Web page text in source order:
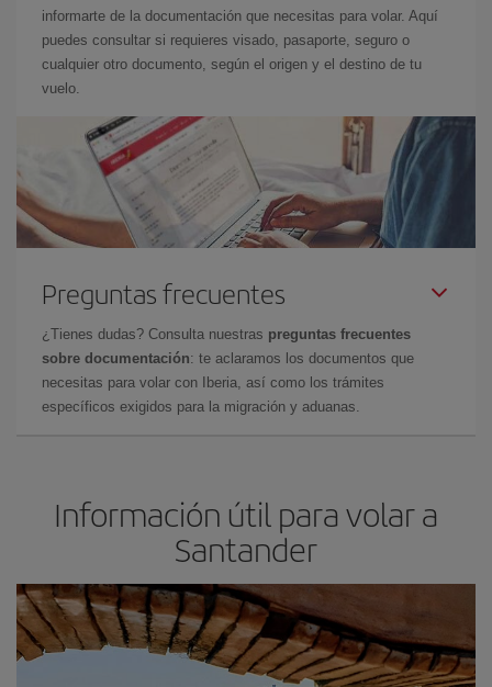
informarte de la documentación que necesitas para volar. Aquí
puedes consultar si requieres visado, pasaporte, seguro o
cualquier otro documento, según el origen y el destino de tu
vuelo.
Preguntas frecuentes
¿Tienes dudas? Consulta nuestras preguntas frecuentes
sobre documentación: te aclaramos los documentos que
necesitas para volar con Iberia, así como los trámites
específicos exigidos para la migración y aduanas.
Información útil para volar a
Santander